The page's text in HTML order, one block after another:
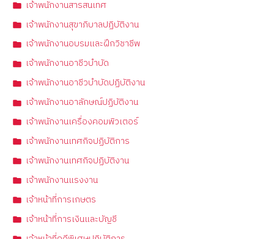
เจ้าพนักงานสารสนเทศ
เจ้าพนักงานสุขาภิบาลปฏิบัติงาน
เจ้าพนักงานอบรมและฝึกวิชาชีพ
เจ้าพนักงานอาชีวบำบัด
เจ้าพนักงานอาชีวบำบัดปฏิบัติงาน
เจ้าพนักงานอาลักษณ์ปฏิบัติงาน
เจ้าพนักงานเครื่องคอมพิวเตอร์
เจ้าพนักงานเทศกิจปฏิบัติการ
เจ้าพนักงานเทศกิจปฏิบัติงาน
เจ้าพนักงานแรงงาน
เจ้าหน้าที่การเกษตร
เจ้าหน้าที่การเงินและบัญชี